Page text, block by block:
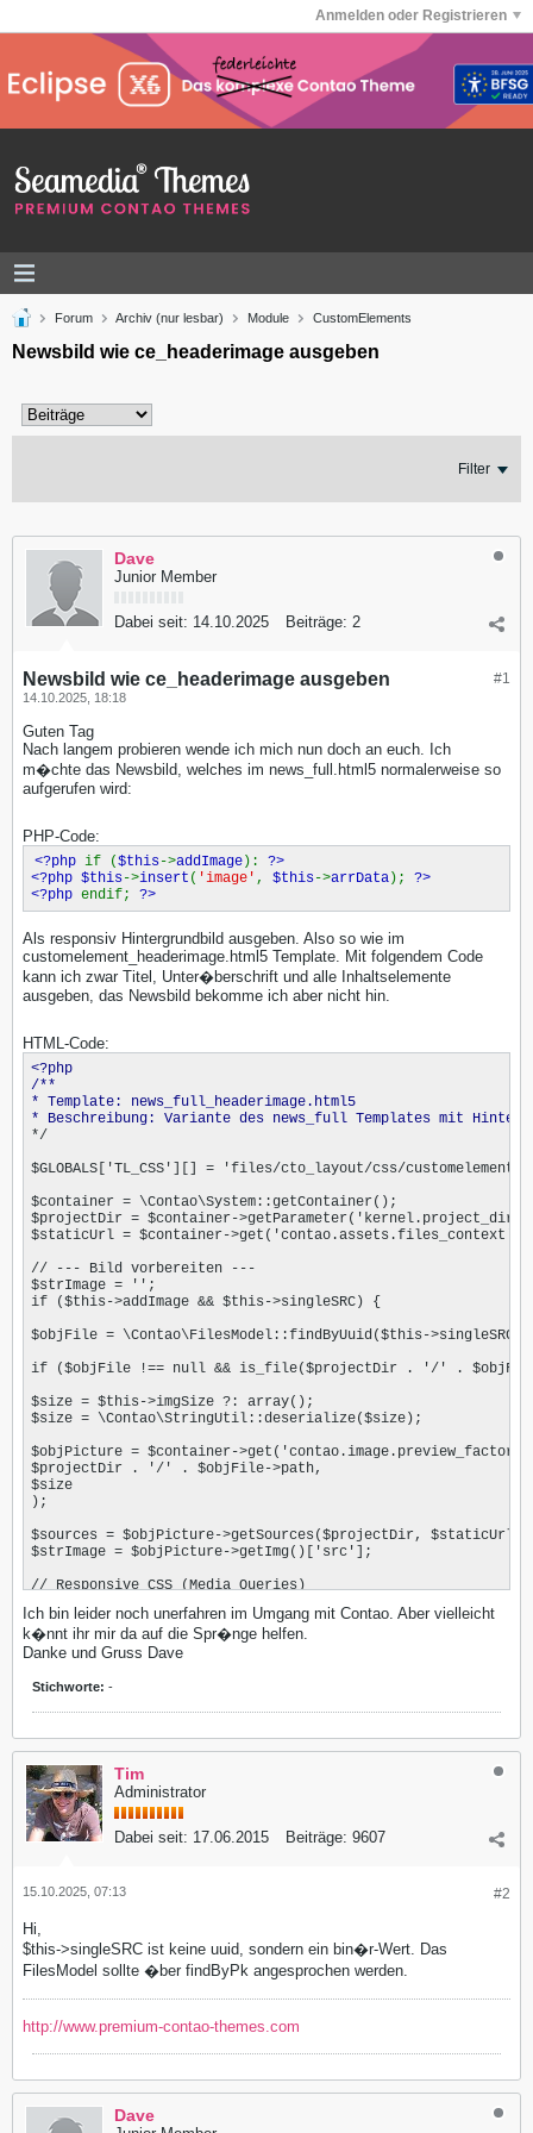
Anmelden oder Registrieren
Forum Archiv (nur lesbar) Module CustomElements
Newsbild wie ce_headerimage ausgeben
Filter
Dave
Junior Member
Dabei seit: 14.10.2025 Beiträge: 2
#1
Newsbild wie ce_headerimage ausgeben
14.10.2025, 18:18
Guten Tag
Nach langem probieren wende ich mich nun doch an euch. Ich
m�chte das Newsbild, welches im news_full.html5 normalerweise so
aufgerufen wird:
PHP-Code:
<?php if ($this->addImage): ?>
<?php $this->insert ( 'image' , $this->arrData); ?>
<?php endif; ?>
Als responsiv Hintergrundbild ausgeben. Also so wie im
customelement_headerimage.html5 Template. Mit folgendem Code
kann ich zwar Titel, Unter�berschrift und alle Inhaltselemente
ausgeben, das Newsbild bekomme ich aber nicht hin.
HTML-Code:
<?php
/**
* Template: news_full_headerimage.html5
* Beschreibung: Variante des news_full Templates mit
*/
$GLOBALS['TL_CSS'][] = 'files/cto_layout/css/
$container = \Contao\System::getContainer();
$projectDir = $container-
$staticUrl = $container-
// --- Bild vorbereiten ---
$strImage = '';
if ($this->addImage && $this->singleSRC) {
$objFile = \Contao\FilesModel::findByUuid($this->singleSRC);
if ($objFile !== null && is_file($projectDir . '/' .
$size = $this->imgSize ?: array();
$size = \Contao\StringUtil::deserialize($size);
$objPicture = $container-
$projectDir . '/' . $objFile->path,
$size
);
$sources = $objPicture->getSources($projectDir, $staticUrl);
$strImage = $objPicture->getImg()['src'];
// Responsive CSS (Media Queries)
foreach ($sources as $data) {
if (!isset($data['media']) || !$data['media']) {
continue;
$arrMediaQueries[] =
}
// Fallback-Bild (ohne media)
foreach ($sources as $data) {
if (!isset($data['media']) || strlen($data['media'])
$strImage = $data['src'];
}
}
$GLOBALS['TL_HEAD'][] = '
' . implode("\n",
}
}
?>
"layout_full block<?= $this->class ?>"
<?php if ($strImage): ?>
<div class=
"news_headerimage_<?= $this->id ?>
style="background-image:url(<?=
<?php if ($this->
<h1><?= $this->headline ?></h1>
<?php endif; ?>
Ich bin leider noch unerfahren im Umgang mit Contao. Aber vielleicht
k�nnt ihr mir da auf die Spr�nge helfen.
Danke und Gruss Dave
Stichworte: -
Tim
Administrator
Dabei seit: 17.06.2015 Beiträge: 9607
#2
15.10.2025, 07:13
Hi,
$this->singleSRC ist keine uuid, sondern ein bin�r-Wert. Das
FilesModel sollte �ber findByPk angesprochen werden.
http://www.premium-contao-themes.com
Dave